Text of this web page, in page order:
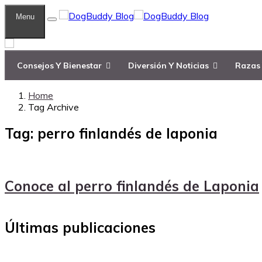
Menu
Consejos Y Bienestar Diversión Y Noticias
Home
Tag Archive
Tag: perro finlandés de laponia
Conoce al perro finlandés de Laponia
Últimas publicaciones